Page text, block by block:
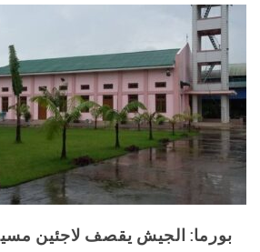
بورما: الجيش يقصف لاجئين